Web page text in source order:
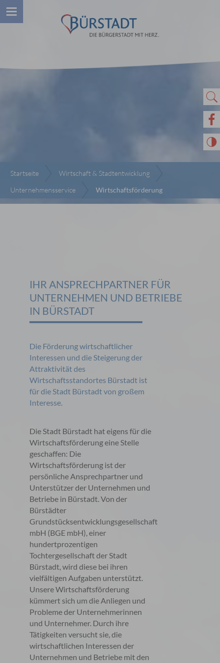
Startseite
Wirtschaft & Stadtentwicklung
Unternehmensservice
Wirtschaftsförderung
IHR ANSPRECHPARTNER FÜR
UNTERNEHMEN UND BETRIEBE
IN BÜRSTADT
Die Förderung wirtschaftlicher
Interessen und die Steigerung der
Attraktivität des
Wirtschaftsstandortes Bürstadt ist
für die Stadt Bürstadt von großem
Interesse.
Die Stadt Bürstadt hat eigens für die
Wirtschaftsförderung eine Stelle
geschaffen: Die
Wirtschaftsförderung ist der
persönliche Ansprechpartner und
Unterstützer der Unternehmen und
Betriebe in Bürstadt. Von der
Bürstädter
Grundstücksentwicklungsgesellschaft
mbH (BGE mbH), einer
hundertprozentigen
Tochtergesellschaft der Stadt
Bürstadt, wird diese bei ihren
vielfältigen Aufgaben unterstützt.
Unsere Wirtschaftsförderung
kümmert sich um die Anliegen und
Probleme der Unternehmerinnen
und Unternehmer. Durch ihre
Tätigkeiten versucht sie, die
wirtschaftlichen Interessen der
Unternehmen und Betriebe mit den